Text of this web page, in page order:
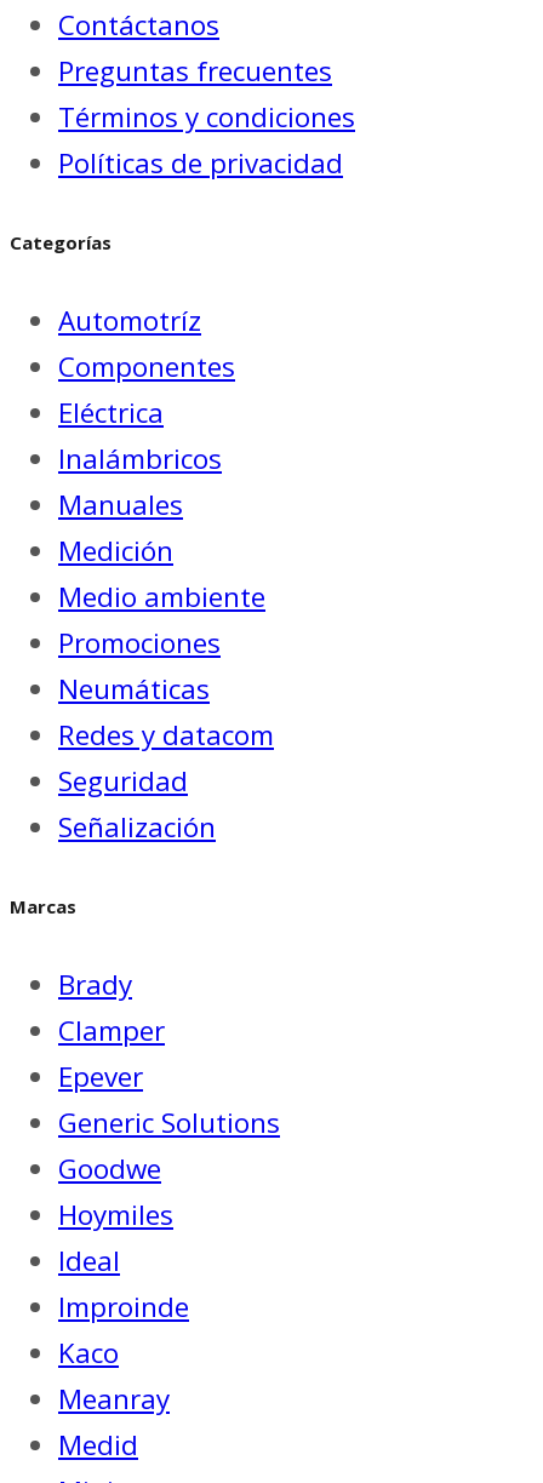
Contáctanos
Preguntas frecuentes
Términos y condiciones
Políticas de privacidad
Categorías
Automotríz
Componentes
Eléctrica
Inalámbricos
Manuales
Medición
Medio ambiente
Promociones
Neumáticas
Redes y datacom
Seguridad
Señalización
Marcas
Brady
Clamper
Epever
Generic Solutions
Goodwe
Hoymiles
Ideal
Improinde
Kaco
Meanray
Medid